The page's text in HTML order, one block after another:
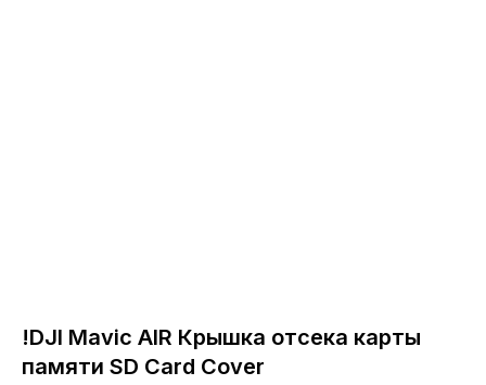
!DJI Mavic AIR Крышка отсека карты
памяти SD Card Cover